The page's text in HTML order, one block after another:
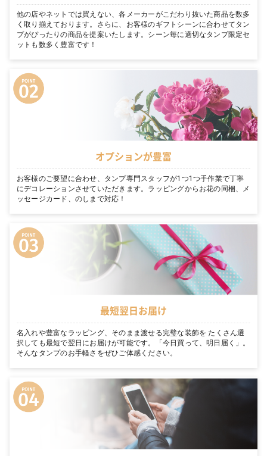
他の店やネットでは買えない、各メーカーがこだわり抜いた商品を数多
く取り揃えております。さらに、お客様のギフトシーンに合わせてタン
プがぴったりの商品を提案いたします。シーン毎に適切なタンプ限定セ
ットも数多く豊富です！
オプションが豊富
お客様のご要望に合わせ、タンプ専門スタッフが1つ1つ手作業で丁寧
にデコレーションさせていただきます。ラッピングからお花の同梱、メ
ッセージカード、のしまで対応！
最短翌日お届け
名入れや豊富なラッピング、そのまま渡せる完璧な装飾を たくさん選
択しても最短で翌日にお届けが可能です。「今日買って、明日届く」。
そんなタンプのお手軽さをぜひご体感ください。